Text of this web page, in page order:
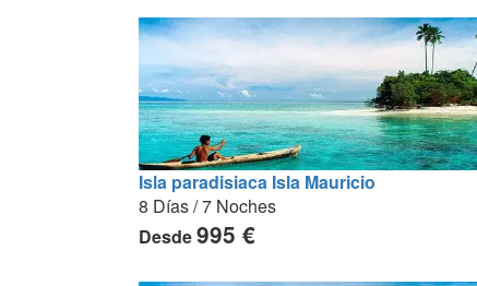
Isla paradisiaca Isla Mauricio
8 Días / 7 Noches
Desde995 €